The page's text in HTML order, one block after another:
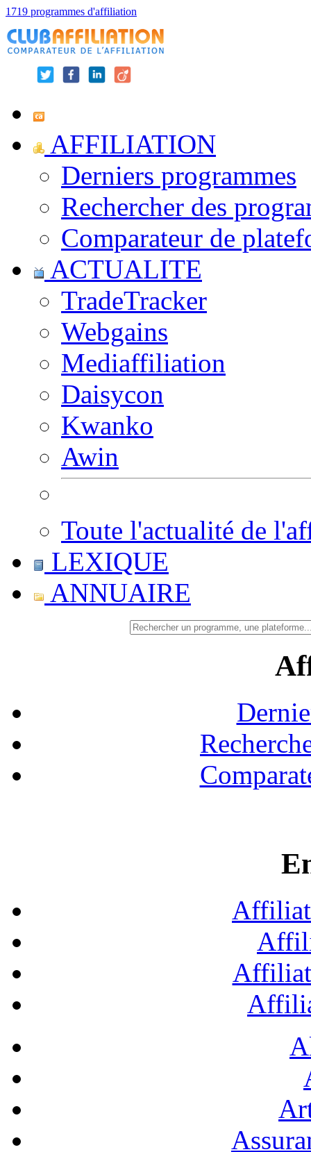
1719 programmes d'affiliation
AFFILIATION
Derniers programmes
Rechercher des
Comparateur de
ACTUALITE
TradeTracker
Webgains
Mediaffiliation
Daisycon
Kwanko
Awin
Toute l'actualité de
LEXIQUE
ANNUAIRE